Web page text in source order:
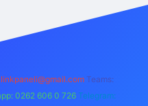
Teams:
0262 606 0 726 Telegram: